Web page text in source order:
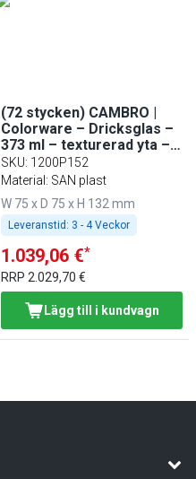
(72 stycken) CAMBRO |
Colorware – Dricksglas –
373 ml – texturerad yta –
Transparent
SKU: 1200P152
Material: SAN plast
W 75 x D 75 x H 132 mm
Leveranstid: 3 - 4 Veckor
1.039,06 €*
RRP2.029,70 €
Lägg till i kundvagn